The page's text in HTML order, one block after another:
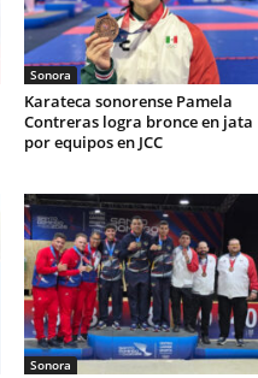
Sonora
Karateca sonorense Pamela
Contreras logra bronce en jata
por equipos en JCC
Sonora